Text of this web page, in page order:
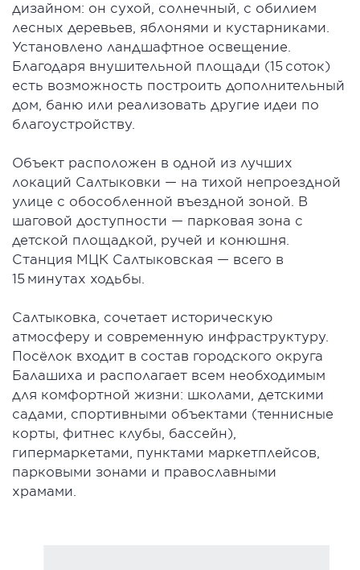
дизайном: он сухой, солнечный, с обилием
лесных деревьев, яблонями и кустарниками.
Установлено ландшафтное освещение.
Благодаря внушительной площади (15 соток)
есть возможность построить дополнительный
дом, баню или реализовать другие идеи по
благоустройству.
Объект расположен в одной из лучших
локаций Салтыковки — на тихой непроездной
улице с обособленной въездной зоной. В
шаговой доступности — парковая зона с
детской площадкой, ручей и конюшня.
Станция МЦК Салтыковская — всего в
15 минутах ходьбы.
Салтыковка, сочетает историческую
атмосферу и современную инфраструктуру.
Посёлок входит в состав городского округа
Балашиха и располагает всем необходимым
для комфортной жизни: школами, детскими
садами, спортивными объектами (теннисные
корты, фитнес клубы, бассейн),
гипермаркетами, пунктами маркетплейсов,
парковыми зонами и православными
храмами.